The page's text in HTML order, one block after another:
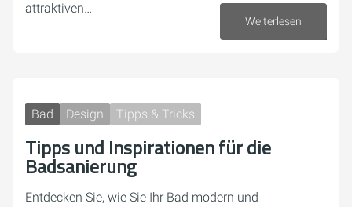
attraktiven…
Weiterlesen
Bad Design Tipps & Tricks
Tipps und Inspirationen für die
Badsanierung
Entdecken Sie, wie Sie Ihr Bad modern und